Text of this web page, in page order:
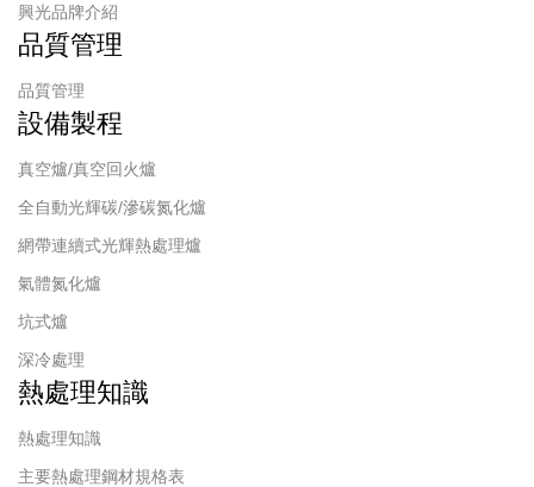
興光品牌介紹
品質管理
品質管理
設備製程
真空爐/真空回火爐
全自動光輝碳/滲碳氮化爐
網帶連續式光輝熱處理爐
氣體氮化爐
坑式爐
深冷處理
熱處理知識
熱處理知識
主要熱處理鋼材規格表